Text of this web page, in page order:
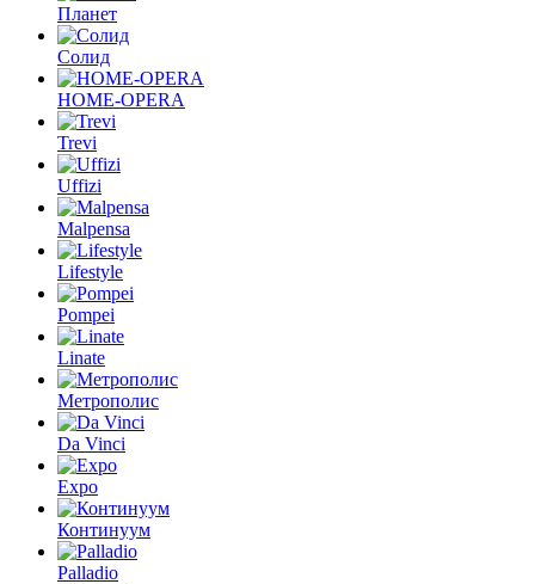
Планет
Солид
HOME-OPERA
Trevi
Uffizi
Malpensa
Lifestyle
Pompei
Linate
Метрополис
Da Vinci
Expo
Континуум
Palladio